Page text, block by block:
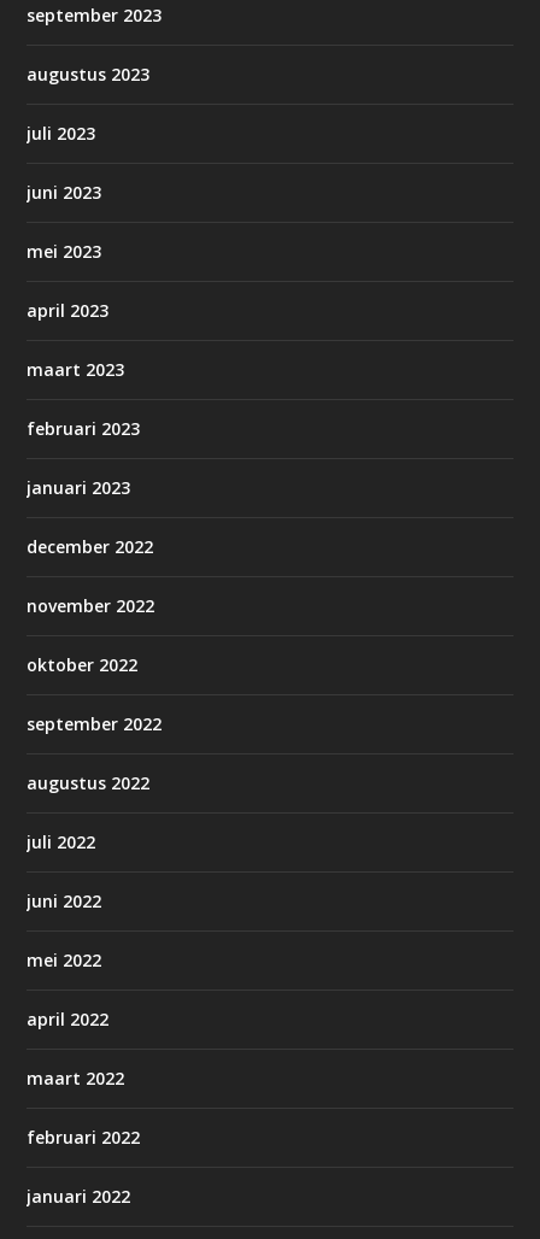
september 2023
augustus 2023
juli 2023
juni 2023
mei 2023
april 2023
maart 2023
februari 2023
januari 2023
december 2022
november 2022
oktober 2022
september 2022
augustus 2022
juli 2022
juni 2022
mei 2022
april 2022
maart 2022
februari 2022
januari 2022